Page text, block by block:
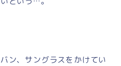
ン、サングラスをかけてい